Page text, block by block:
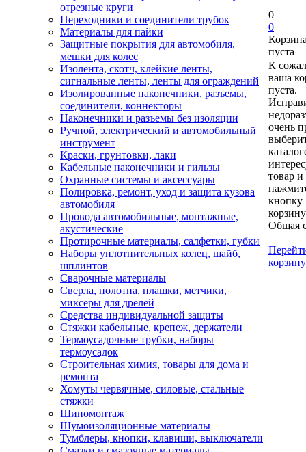
отрезные круги
Переходники и соединители трубок
Материалы для пайки
Защитные покрытия для автомобиля,
мешки для колес
Изолента, скотч, клейкие ленты,
сигнальные ленты, ленты для ограждений
Изолированные наконечники, разъемы,
соединители, коннекторы
Наконечники и разъемы без изоляции
Ручной, электрический и автомобильный
инструмент
Краски, грунтовки, лаки
Кабельные наконечники и гильзы
Охранные системы и аксессуары
Полировка, ремонт, уход и защита кузова
автомобиля
Провода автомобильные, монтажные,
акустические
Протирочные материалы, салфетки, губки
Наборы уплотнительных колец, шайб,
шплинтов
Сварочные материалы
Сверла, полотна, плашки, метчики,
миксеры для дрелей
Средства индивидуальной защиты
Стяжки кабельные, крепеж, держатели
Термоусадочные трубки, наборы
термоусадок
Строительная химия, товары для дома и
ремонта
Хомуты червячные, силовые, стальные
стяжки
Шиномонтаж
Шумоизоляционные материалы
Тумблеры, кнопки, клавиши, выключатели
0
0
пуста
К
ваша
пуста.
очень
товар и
кнопку
Общая
—
корзину